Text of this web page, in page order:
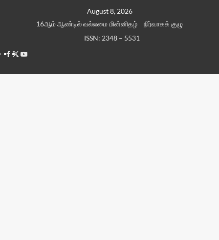
August 8, 2026
16ஆம் ஆண்டில் வல்லமை மின்னிதழ்
நிர்வாகக் குழு
ISSN: 2348 – 5531
Facebook
TwitterYoutube